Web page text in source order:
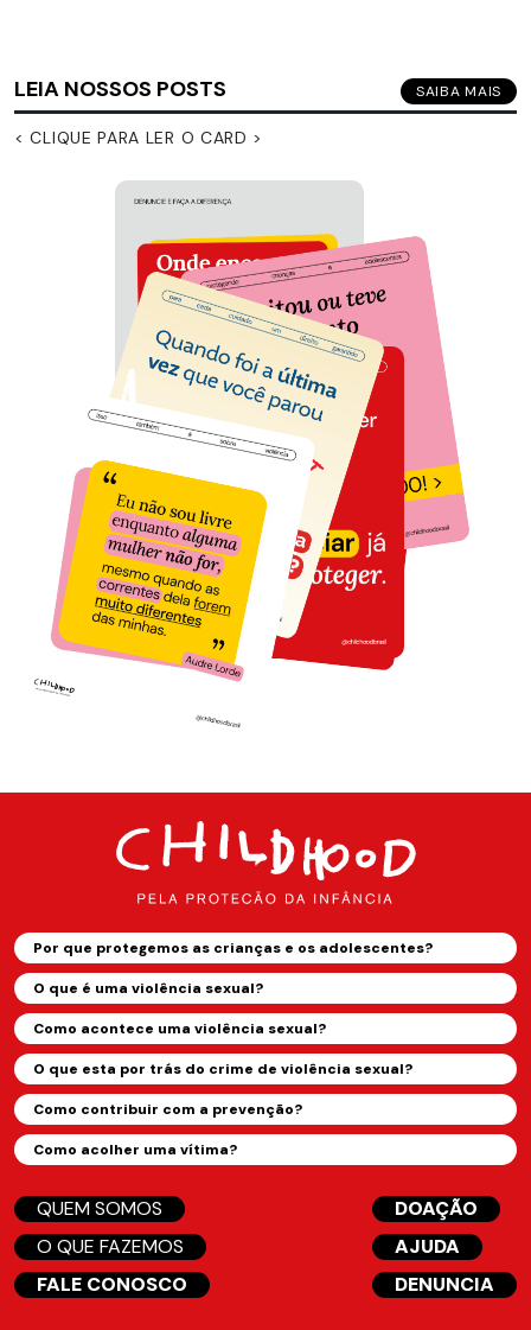
LEIA NOSSOS POSTS SAIBA MAIS
< CLIQUE PARA LER O CARD >
Por que protegemos as crianças e os adolescentes?
O que é uma violência sexual?
Como acontece uma violência sexual?
O que esta por trás do crime de violência sexual?
Como contribuir com a prevenção?
Como acolher uma vítima?
QUEM SOMOS
O QUE FAZEMOS
FALE CONOSCO
DOAÇÃO
AJUDA
DENUNCIA